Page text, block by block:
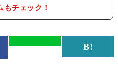
もチェック！